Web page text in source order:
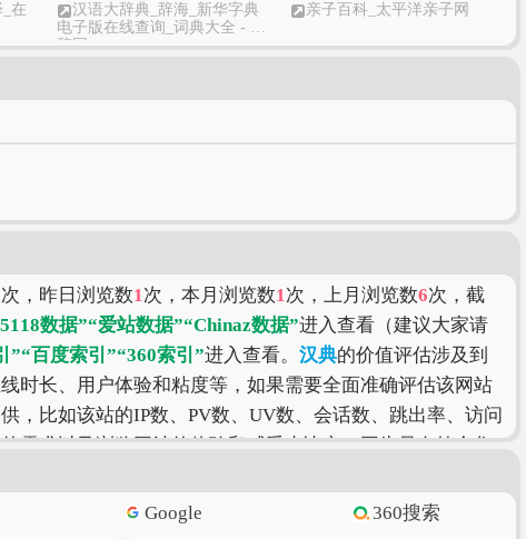
在
汉语大辞典_辞海_新华字典
电子版在线查询_词典大全 - 汉
辞网
亲子百科_太平洋亲子网
次，昨日浏览数1次，本月浏览数1次，上月浏览数6次，截
数据”“爱站数据”“Chinaz数据”进入查看（建议大家请
”“百度索引”“360索引”进入查看。 汉典的价值评估涉及到
时长、用户体验和粘度等，如果需要全面准确评估该网站
，比如该站的IP数、PV数、UV数、会话数、跳出率、访问
需求以及浏览网站的体验和感受来决定，因为只有符合您
Google
360搜索